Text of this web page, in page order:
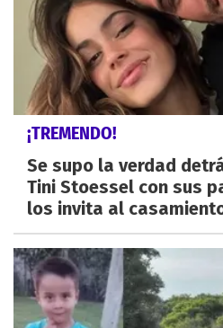
¡TREMENDO!
Se supo la verdad
Tini Stoessel con sus
los invita al